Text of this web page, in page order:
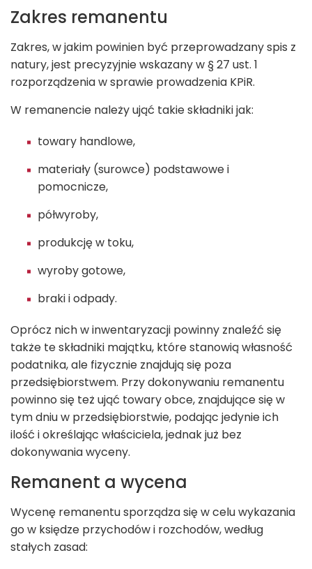
Zakres remanentu
Zakres, w jakim powinien być przeprowadzany spis z
natury, jest precyzyjnie wskazany w § 27 ust. 1
rozporządzenia w sprawie prowadzenia KPiR.
W remanencie należy ująć takie składniki jak:
towary handlowe,
materiały (surowce) podstawowe i
pomocnicze,
półwyroby,
produkcję w toku,
wyroby gotowe,
braki i odpady.
Oprócz nich w inwentaryzacji powinny znaleźć się
także te składniki majątku, które stanowią własność
podatnika, ale fizycznie znajdują się poza
przedsiębiorstwem. Przy dokonywaniu remanentu
powinno się też ująć towary obce, znajdujące się w
tym dniu w przedsiębiorstwie, podając jedynie ich
ilość i określając właściciela, jednak już bez
dokonywania wyceny.
Remanent a wycena
Wycenę remanentu sporządza się w celu wykazania
go w księdze przychodów i rozchodów, według
stałych zasad: